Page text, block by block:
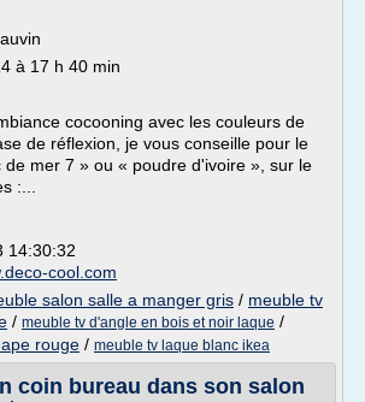
à 17 h 40 min
cocooning avec les couleurs de
de réflexion, je vous conseille pour le
de mer 7 » ou « poudre d'ivoire », sur le
:...
14:30:32
cool.com
salon salle a manger gris / meuble tv
/ meuble tv d'angle en bois et noir laque /
rouge / meuble tv laque blanc ikea
coin bureau dans son salon